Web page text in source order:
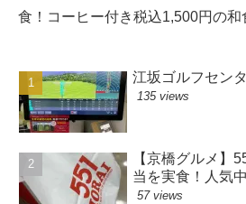
食！コーヒー付き税込1,500円の
江坂ゴルフセン
135 views
【京橋グルメ】
当を実食！人気
57 views